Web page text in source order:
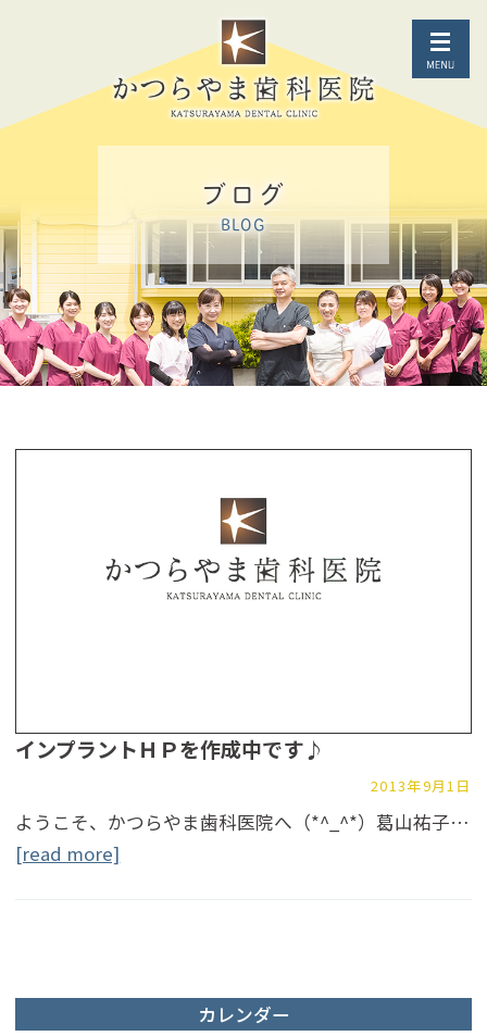
ブログ
BLOG
インプラントＨＰを作成中です♪
2013年9月1日
ようこそ、かつらやま歯科医院へ（*^_^*）葛山祐子…
[read more]
カレンダー